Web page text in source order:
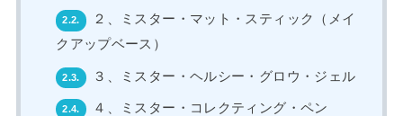
2.2.
２、ミスター・マット・スティック（メイ
クアップベース）
2.3. ３、ミスター・ヘルシー・グロウ・ジェル
2.4. ４、ミスター・コレクティング・ペン